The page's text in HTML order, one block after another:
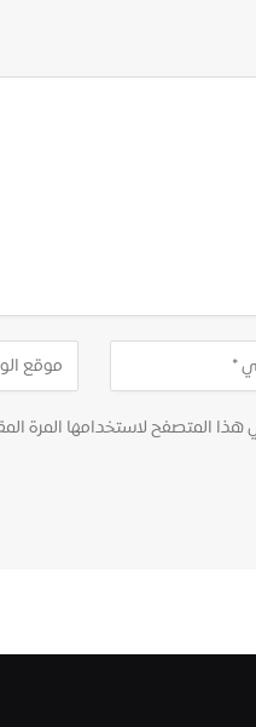
المتصفح لاستخدامها المرة